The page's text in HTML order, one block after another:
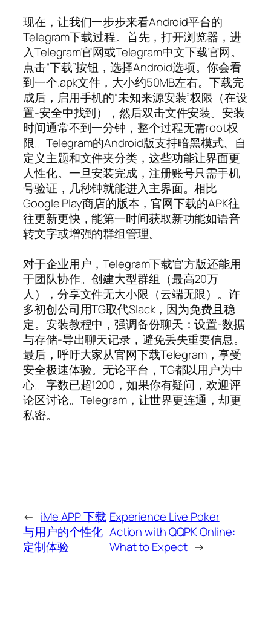
现在，让我们一步步来看Android平台的
Telegram下载过程。首先，打开浏览器，进
入Telegram官网或Telegram中文下载官网。
点击“下载”按钮，选择Android选项。你会看
到一个.apk文件，大小约50MB左右。下载完
成后，启用手机的“未知来源安装”权限（在设
置-安全中找到），然后双击文件安装。安装
时间通常不到一分钟，整个过程无需root权
限。Telegram的Android版支持暗黑模式、自
定义主题和文件夹分类，这些功能让界面更
人性化。一旦安装完成，注册账号只需手机
号验证，几秒钟就能进入主界面。相比
Google Play商店的版本，官网下载的APK往
往更新更快，能第一时间获取新功能如语音
转文字或增强的群组管理。
对于企业用户，Telegram下载官方版还能用
于团队协作。创建大型群组（最高20万
人），分享文件无大小限（云端无限）。许
多初创公司用TG取代Slack，因为免费且稳
定。安装教程中，强调备份聊天：设置-数据
与存储-导出聊天记录，避免丢失重要信息。
最后，呼吁大家从官网下载Telegram，享受
安全极速体验。无论平台，TG都以用户为中
心。字数已超1200，如果你有疑问，欢迎评
论区讨论。Telegram，让世界更连通，却更
私密。
← iMe APP 下载
与用户的个性化
定制体验
Experience Live Poker
Action with QQPK Online:
What to Expect →